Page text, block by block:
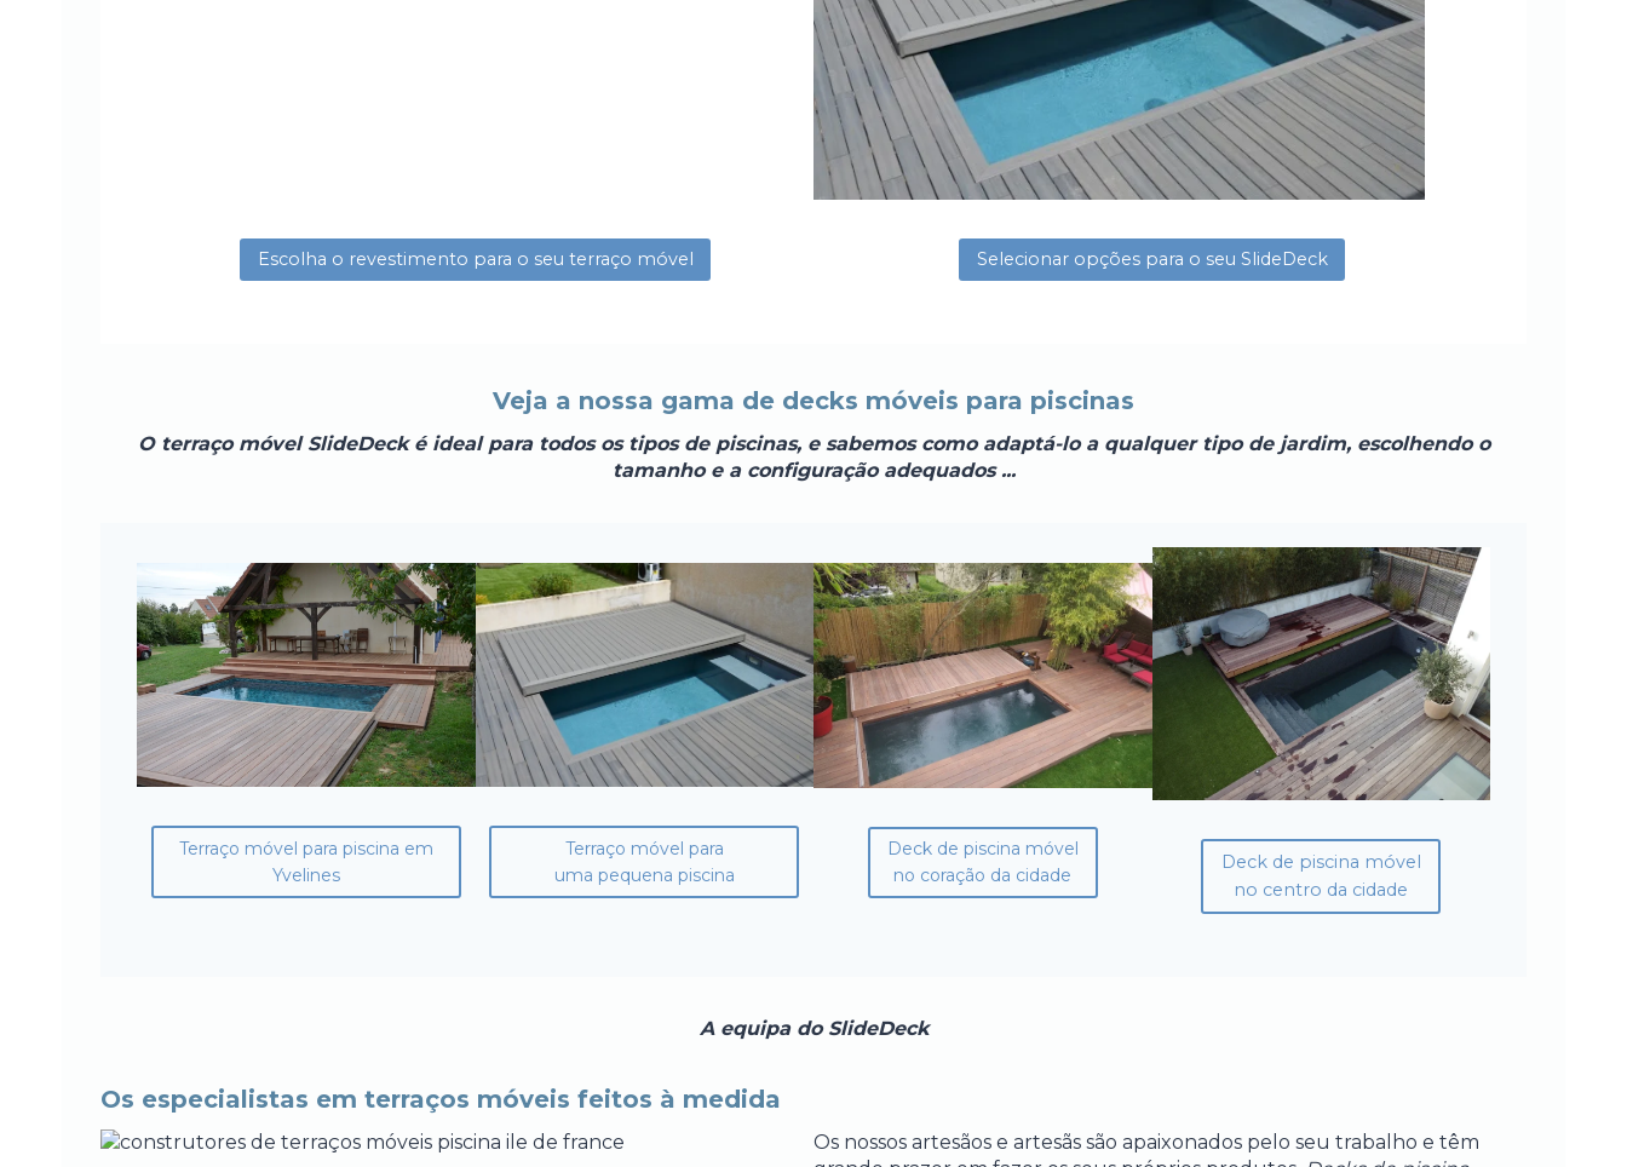
Escolha o revestimento para o seu terraço móvel Selecionar opções para o seu SlideDeck
Veja a nossa gama de decks móveis para piscinas
O terraço móvel SlideDeck é ideal para todos os tipos de piscinas, e sabemos como adaptá-lo a qualquer tipo de jardim, escolhendo o
tamanho e a configuração adequados ...
Terraço móvel para piscina em
Yvelines
Terraço móvel para
uma pequena piscina
Deck de piscina móvel
no coração da cidade
Deck de piscina móvel
no centro da cidade
A equipa do SlideDeck
Os especialistas em terraços móveis feitos à medida
Os nossos artesãos e artesãs são apaixonados pelo seu trabalho e têm